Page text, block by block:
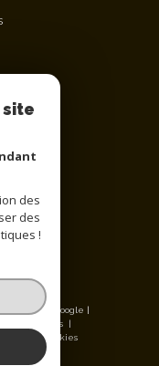
by Google |
légales
Cookies
site
des
des
!